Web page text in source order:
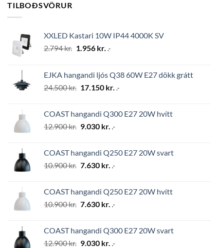
TILBOÐSVÖRUR
XXLED Kastari 10W IP44 4000K SV
2.794kr. Original
2.794 kr..
1.956 kr. Current
1.956 kr..
.-
EJKA hangandi ljós Q38 60W E27 dökk grátt
24.500kr. Original
24.500 kr..
17.150 kr. Current
17.150 kr..
.-
COAST hangandi Q300 E27 20W hvítt
12.900kr. Original
12.900 kr..
9.030 kr. Current
9.030 kr..
.-
COAST hangandi Q250 E27 20W svart
10.900kr. Original
10.900 kr..
7.630 kr. Current
7.630 kr..
.-
COAST hangandi Q250 E27 20W hvítt
10.900kr. Original
10.900 kr..
7.630 kr. Current
7.630 kr..
.-
COAST hangandi Q300 E27 20W svart
12.900kr. Original
9.030 kr. Current
.-